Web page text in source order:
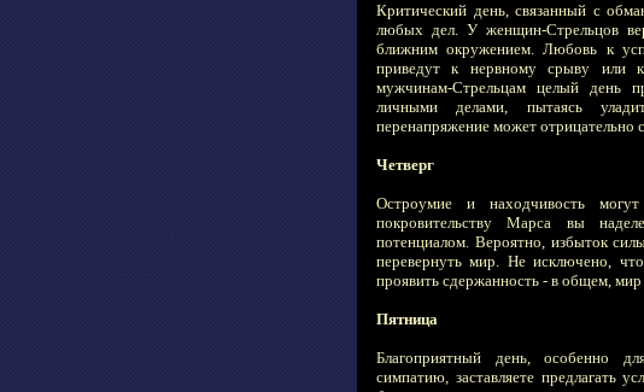
Критический день, связанный с
любых дел. У женщин-Стрельцов
ближним окружением. Любовь к
приведут к нервному срыву или к
мужчинам-Стрельцам целый день
личными делами, пытаясь
перенапряжение может отрицательно
Четверг
Остроумие и находчивость
покровительству Марса вы
потенциалом. Вероятно, избыток
перевернуть мир. Не исключено,
проявить сдержанность - в общем,
Пятница
Благоприятный день, особенно
симпатию, заставляете предлагать